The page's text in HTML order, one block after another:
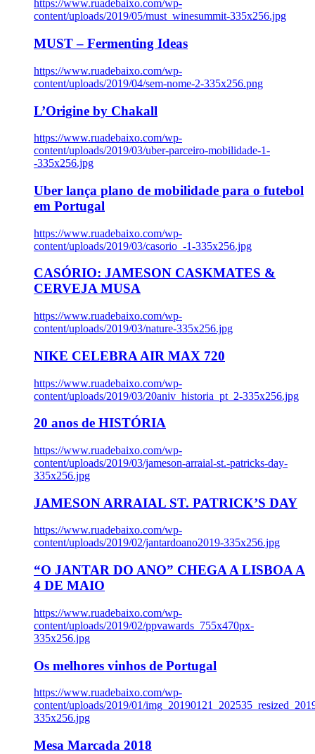
https://www.ruadebaixo.com/wp-
content/uploads/2019/05/must_winesummit-335x256.jpg
MUST – Fermenting Ideas
https://www.ruadebaixo.com/wp-
content/uploads/2019/04/sem-nome-2-335x256.png
L’Origine by Chakall
https://www.ruadebaixo.com/wp-
content/uploads/2019/03/uber-parceiro-mobilidade-1-
-335x256.jpg
Uber lança plano de mobilidade para o futebol
em Portugal
https://www.ruadebaixo.com/wp-
content/uploads/2019/03/casorio_-1-335x256.jpg
CASÓRIO: JAMESON CASKMATES &
CERVEJA MUSA
https://www.ruadebaixo.com/wp-
content/uploads/2019/03/nature-335x256.jpg
NIKE CELEBRA AIR MAX 720
https://www.ruadebaixo.com/wp-
content/uploads/2019/03/20aniv_historia_pt_2-335x256.jpg
20 anos de HISTÓRIA
https://www.ruadebaixo.com/wp-
content/uploads/2019/03/jameson-arraial-st.-patricks-day-
335x256.jpg
JAMESON ARRAIAL ST. PATRICK’S DAY
https://www.ruadebaixo.com/wp-
content/uploads/2019/02/jantardoano2019-335x256.jpg
“O JANTAR DO ANO” CHEGA A LISBOA A
4 DE MAIO
https://www.ruadebaixo.com/wp-
content/uploads/2019/02/ppvawards_755x470px-
335x256.jpg
Os melhores vinhos de Portugal
https://www.ruadebaixo.com/wp-
content/uploads/2019/01/
335x256.jpg
Mesa Marcada 2018